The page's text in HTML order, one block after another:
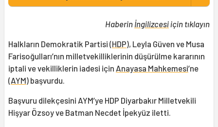
Haberin İngilizcesiiçin tıklayın
Halkların Demokratik Partisi (HDP), Leyla Güven ve Musa
Farisoğulları’nın milletvekilliklerinin düşürülme kararının
iptali ve vekilliklerin iadesi için Anayasa Mahkemesi’ne
(AYM) başvurdu.
Başvuru dilekçesini AYM’ye HDP Diyarbakır Milletvekili
Hişyar Özsoy ve Batman Necdet İpekyüz iletti.